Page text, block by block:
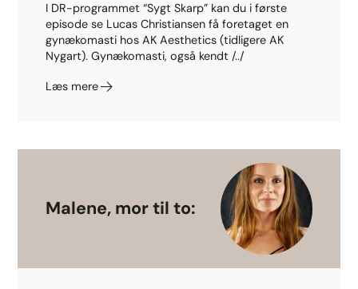
I DR-programmet “Sygt Skarp” kan du i første
episode se Lucas Christiansen få foretaget en
gynækomasti hos AK Aesthetics (tidligere AK
Nygart). Gynækomasti, også kendt /../
Læs mere
Malene, mor til to: